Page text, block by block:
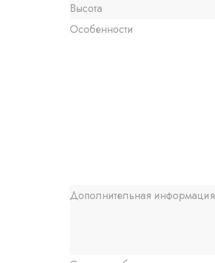
Высота
Особенности
Дополнительная информация